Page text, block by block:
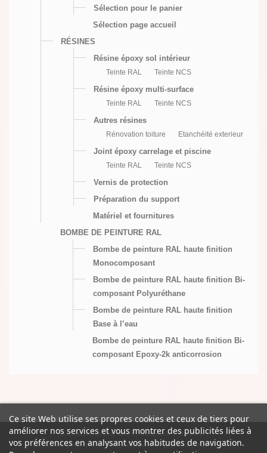
Sélection pour le panier
Sélection page accueil
RÉSINES
Résine époxy sol intérieur
Teinte RAL Teinte NCS
Résine époxy multi-surface
Teinte RAL Teinte NCS
Autres résines
Rénovation toiture Etanchéité exterieur
Joint époxy carrelage et piscine
Teinte RAL Teinte NCS
Vernis de protection
Préparation du support
Matériel et fournitures
BOMBE DE PEINTURE RAL
Bombe de peinture RAL haute finition
Monocomposant
Bombe de peinture RAL haute finition Bi-
composant Polyuréthane
Bombe de peinture RAL haute finition
Base à l’eau
Bombe de peinture RAL haute finition Bi-
composant Epoxy-2k anticorrosion
Contactez-nous Livraison
Conditions d'utilisation
Conditions générales de ventes Moyens de paiement Plan du site
Ce site Web utilise ses propres cookies et ceux de tiers pour
améliorer nos services et vous montrer des publicités liées à
vos préférences en analysant vos habitudes de navigation.